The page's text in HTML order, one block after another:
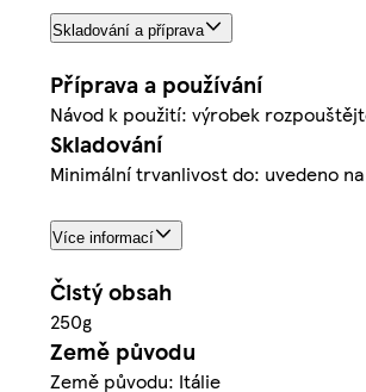
Skladování a příprava
Příprava a používání
Návod k použití: výrobek
Skladování
Minimální trvanlivost do: uvedeno
Více informací
Čistý obsah
250g
Země původu
Země původu: Itálie